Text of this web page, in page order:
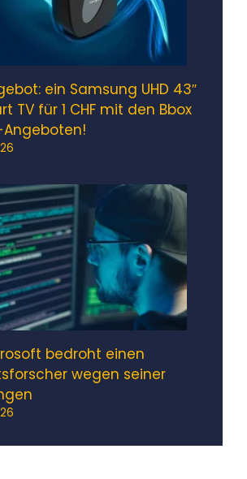
ein Samsung UHD 43″
TV für 1 CHF mit den Bbox
bedroht einen
wegen seiner